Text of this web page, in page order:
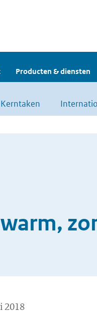
Producten & diensten
Kerntaken
2018